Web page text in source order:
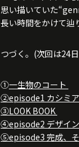
思い描いていた
長い時間をかけて辿
つづく。(次回は24
①一生物のコート
②episode1 カシミ
③LOOK BOOK
④episode2 デザイ
⑤episode3 完成、